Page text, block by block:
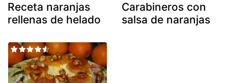
Receta naranjas
rellenas de helado
Carabineros con
salsa de naranjas